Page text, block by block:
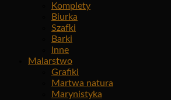
Komplety
Biurka
Szafki
Barki
Inne
Malarstwo
Grafiki
Martwa natura
Marynistyka